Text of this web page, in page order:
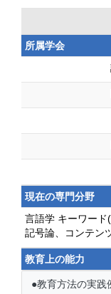
所属学会
現在の専門分野
言語学 キーワード
記号論、コンテン
教育上の能力
●教育方法の実践